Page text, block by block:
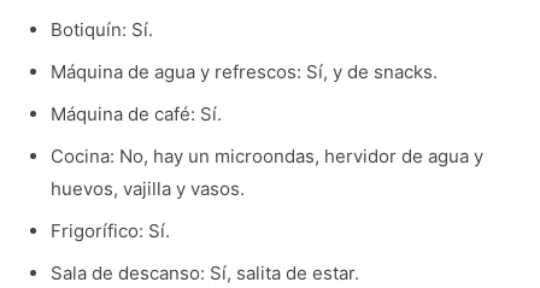
Botiquín: Sí.
Máquina de agua y refrescos: Sí, y de snacks.
Máquina de café: Sí.
Cocina: No, hay un microondas, hervidor de agua y
huevos, vajilla y vasos.
Frigorífico: Sí.
Sala de descanso: Sí, salita de estar.